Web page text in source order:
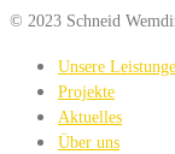
© 2023 Schneid
Unsere
Projekte
Aktuelles
Über uns